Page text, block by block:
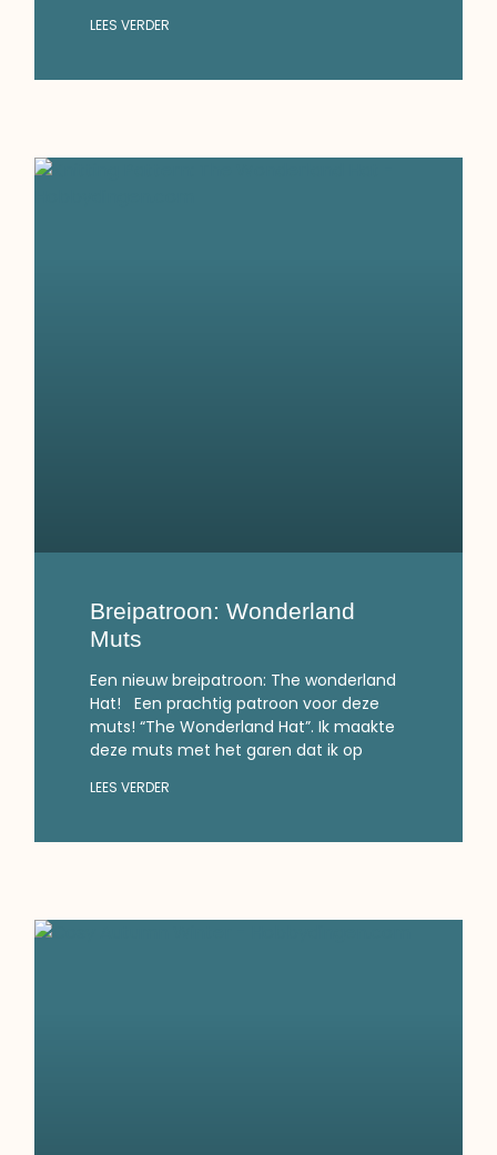
LEES VERDER
Breipatroon: Wonderland
Muts
Een nieuw breipatroon: The wonderland
Hat! Een prachtig patroon voor deze
muts! “The Wonderland Hat”. Ik maakte
deze muts met het garen dat ik op
LEES VERDER